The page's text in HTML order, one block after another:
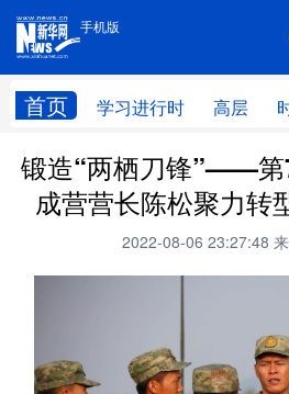
手机版
首页 学习进行时 高层
手机版
网站地图
学习进行时 高层
国际 财经
锻造“两栖刀锋”——第
成营营长陈松聚力转
2022-08-06 23:27:48